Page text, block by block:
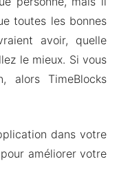
toutes les bonnes
avoir, quelle
le mieux. Si vous
alors TimeBlocks
dans votre
améliorer votre